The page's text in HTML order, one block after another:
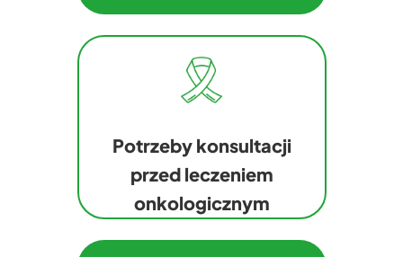
Potrzeby konsultacji
przed leczeniem
onkologicznym